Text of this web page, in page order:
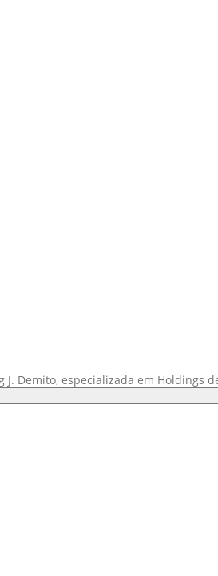
Demito, especializada em Holdings